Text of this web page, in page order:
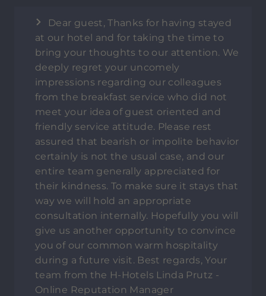
Dear guest, Thanks for having stayed
at our hotel and for taking the time to
bring your thoughts to our attention. We
deeply regret your uncomely
impressions regarding our colleagues
from the breakfast service who did not
meet your idea of guest oriented and
friendly service attitude. Please rest
assured that bearish or impolite behavior
certainly is not the usual case, and our
entire team generally appreciated for
their kindness. To make sure it stays that
way we will hold an appropriate
consultation internally. Hopefully you will
give us another opportunity to convince
you of our common warm hospitality
during a future visit. Best regards, Your
team from the H-Hotels Linda Prutz -
Online Reputation Manager